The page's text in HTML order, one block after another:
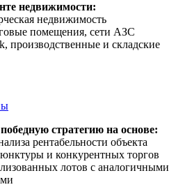
недвижимости:
недвижимость
помещения, сети АЗС
производственные и складские
стратегию на основе:
рентабельности объекта
и конкурентных торгов
лотов с аналогичными